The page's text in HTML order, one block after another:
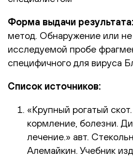
Форма выдачи результата:
метод. Обнаружение или
исследуемой пробе
специфичного для вируса
Список источников:
«Крупный рогатый
кормление, болезни.
лечение.» авт.
Алемайкин. Учебник